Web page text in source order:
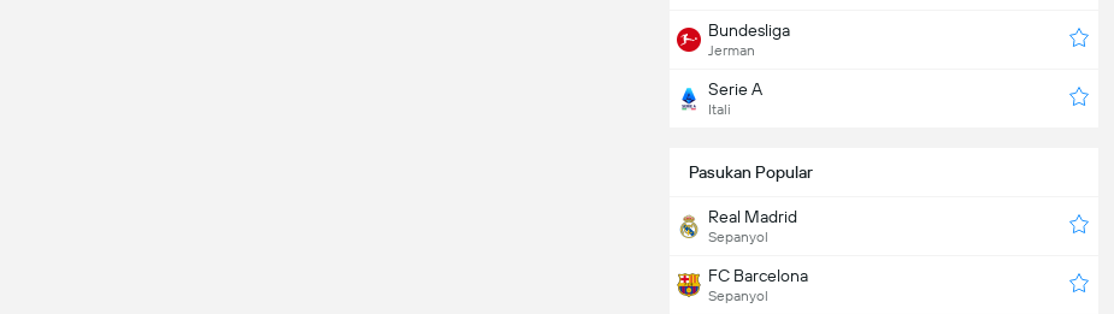
Bundesliga
Jerman
Serie A
Itali
Pasukan Popular
Real Madrid
Sepanyol
FC Barcelona
Sepanyol